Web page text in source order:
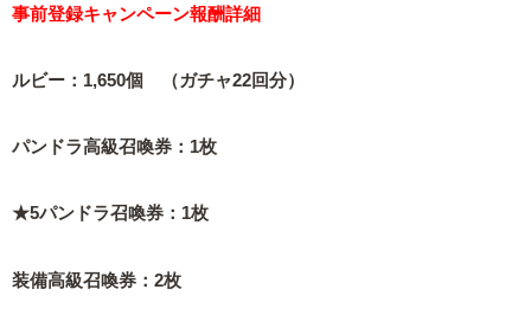
事前登録キャンペーン報酬詳細
ルビー：1,650個 （ガチャ22回分）
パンドラ高級召喚券：1枚
★5パンドラ召喚券：1枚
装備高級召喚券：2枚